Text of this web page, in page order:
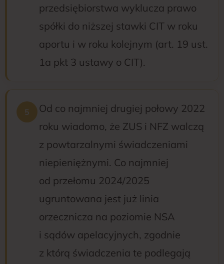
przedsiębiorstwa wyklucza prawo
spółki do niższej stawki CIT w roku
aportu i w roku kolejnym (art. 19 ust.
1a pkt 3 ustawy o CIT).
Od co najmniej drugiej połowy 2022
roku wiadomo, że ZUS i NFZ walczą
z powtarzalnymi świadczeniami
niepieniężnymi. Co najmniej
od przełomu 2024/2025
ugruntowana jest już linia
orzecznicza na poziomie NSA
i sądów apelacyjnych, zgodnie
z którą świadczenia te podlegają